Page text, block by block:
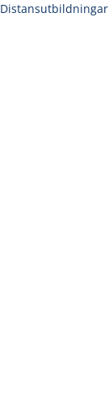
Distansutbildningar